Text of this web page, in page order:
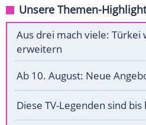
Unsere Themen-
Aus drei mach viele:
erweitern
Ab 10. August: Neue
Diese TV-Legenden sind